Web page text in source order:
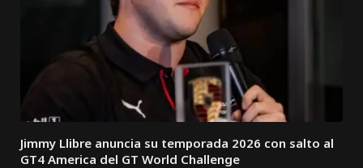
Jimmy Llibre anuncia su temporada 2026 con salto al
GT4 America del GT World Challenge